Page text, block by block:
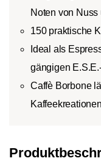
Noten von
150 praktische
Ideal als
gängigen
Caffè Borbone